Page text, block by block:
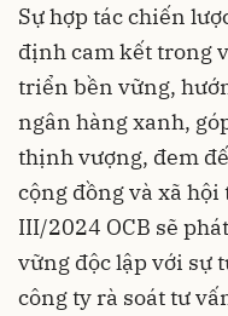
Sự hợp tác chiến
định cam kết trong
triển bền vững,
ngân hàng xanh,
thịnh vượng, đem
cộng đồng và xã
III/2024 OCB sẽ
vững độc lập với sự
công ty rà soát tư